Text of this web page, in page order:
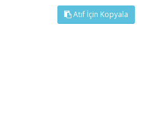
Atıf İçin Kopyala